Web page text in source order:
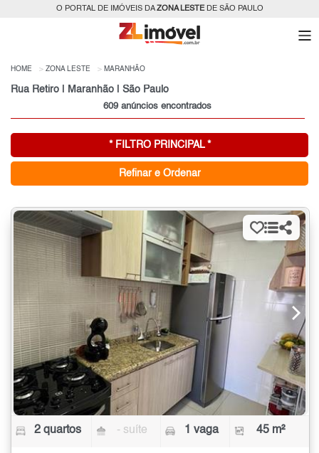
O PORTAL DE IMÓVEIS DAZONA LESTEDE SÃO PAULO
HOME ZONA LESTE MARANHÃO
Rua Retiro | Maranhão | São Paulo
609 anúncios encontrados
* FILTRO PRINCIPAL *
Refinar e Ordenar
2 quartos - suíte 1 vaga 45 m²